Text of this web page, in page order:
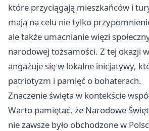
które przyciągają mieszkańców i
mają na celu nie tylko
ale także umacnianie więzi
narodowej tożsamości. Z tej okazji
angażuje się w lokalne inicjatywy,
patriotyzm i pamięć o bohaterach.
Znaczenie święta w kontekście
Warto pamiętać, że Narodowe
nie zawsze było obchodzone w